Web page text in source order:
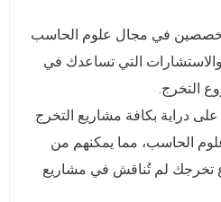
في مجال علوم الحاسب
التي تساعدك في
التخرج.
دراية بكافة مشاريع التخرج
الحاسب، مما يمكنهم من
تخرجك لم تُناقش في مشاريع